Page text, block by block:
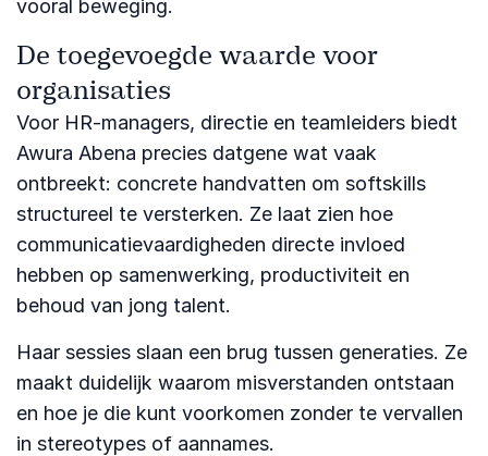
vooral beweging.
De toegevoegde waarde voor
organisaties
Voor HR-managers, directie en teamleiders biedt
Awura Abena precies datgene wat vaak
ontbreekt: concrete handvatten om softskills
structureel te versterken. Ze laat zien hoe
communicatievaardigheden directe invloed
hebben op samenwerking, productiviteit en
behoud van jong talent.
Haar sessies slaan een brug tussen generaties. Ze
maakt duidelijk waarom misverstanden ontstaan
en hoe je die kunt voorkomen zonder te vervallen
in stereotypes of aannames.